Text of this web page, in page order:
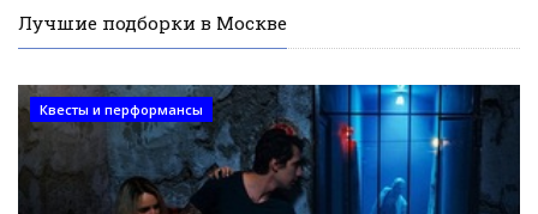
Лучшие подборки в Москве
Квесты и перформансы